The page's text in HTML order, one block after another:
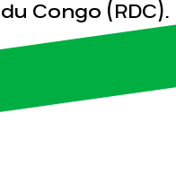
Congo (RDC).